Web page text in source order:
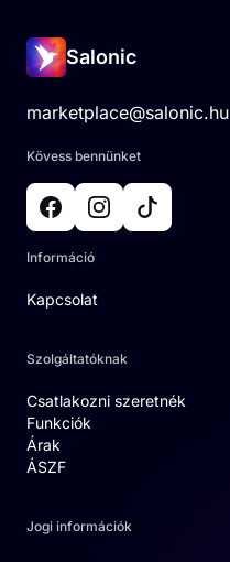
Salonic
marketplace@salonic.hu
Kövess bennünket
Információ
Kapcsolat
Szolgáltatóknak
Csatlakozni szeretnék
Funkciók
Árak
ÁSZF
Jogi információk